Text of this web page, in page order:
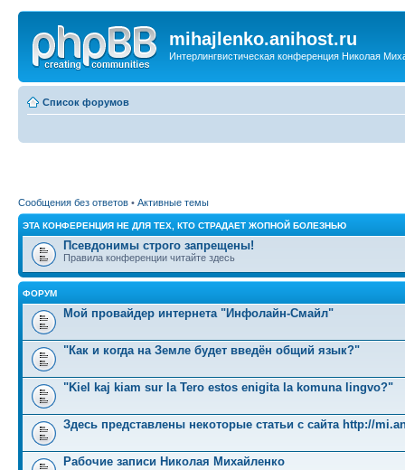
mihajlenko.anihost.ru
Интерлингвистическая конференция Николая
Список форумов
Сообщения без ответов • Активные темы
ЭТА КОНФЕРЕНЦИЯ НЕ ДЛЯ ТЕХ, КТО СТРАДАЕТ ЖОПНОЙ БОЛЕЗНЬЮ
Псевдонимы строго запрещены!
Правила конференции читайте здесь
ФОРУМ
Мой провайдер интернета "Инфолайн-Смайл"
"Как и когда на Земле будет введён общий язык?"
"Kiel kaj kiam sur la Tero estos enigita la komuna lingvo?"
Здесь представлены некоторые статьи с сайта http://
Рабочие записи Николая Михайленко